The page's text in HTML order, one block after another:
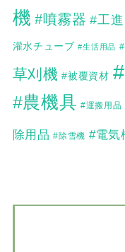
機 #噴霧器 #工進
灌水チューブ #生活用品
草刈機 #被覆資材
#農機具 #運搬用品
除用品 #除雪機 #電気